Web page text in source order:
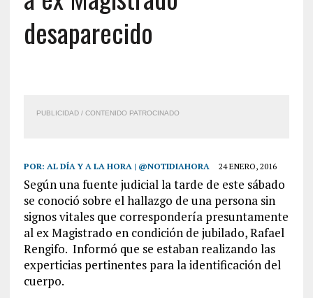
desaparecido
PUBLICIDAD / CONTENIDO PATROCINADO
POR: AL DÍA Y A LA HORA | @NOTIDIAHORA 24 ENERO, 2016
Según una fuente judicial la tarde de este sábado
se conoció sobre el hallazgo de una persona sin
signos vitales que correspondería presuntamente
al ex Magistrado en condición de jubilado, Rafael
Rengifo. Informó que se estaban realizando las
experticias pertinentes para la identificación del
cuerpo.